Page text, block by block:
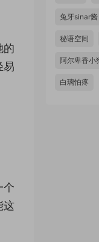
的
易
个
这
兔牙sinar酱
秘语空间
阿尔卑香小
白璃怕疼